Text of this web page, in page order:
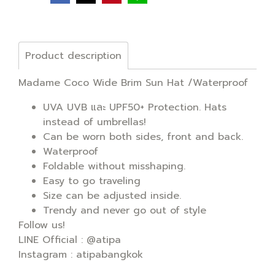
Product description
Madame Coco Wide Brim Sun Hat /Waterproof
UVA UVB และ UPF50+ Protection. Hats
instead of umbrellas!
Can be worn both sides, front and back.
Waterproof
Foldable without misshaping.
Easy to go traveling
Size can be adjusted inside.
Trendy and never go out of style
Follow us!
LINE Official : @atipa
Instagram : atipabangkok